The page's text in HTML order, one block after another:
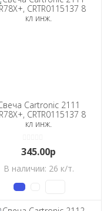
Cartronic 2111
CRTR0115137 8
кл инж.
345.00р
В наличии: 26 к/т.